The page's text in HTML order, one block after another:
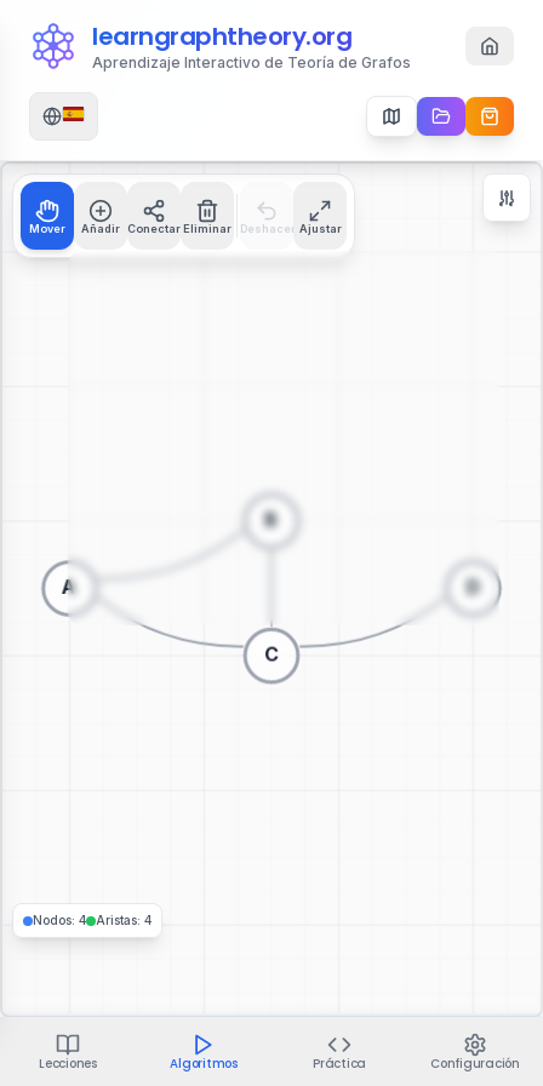
learngraphtheory.org
Aprendizaje Interactivo de Teoría de Grafos
Mover Añadir ConectarEliminar Deshacer Ajustar
Ajustar a Pantalla
Nodos: 4 Aristas: 4
Lecciones Algoritmos Práctica Configuración